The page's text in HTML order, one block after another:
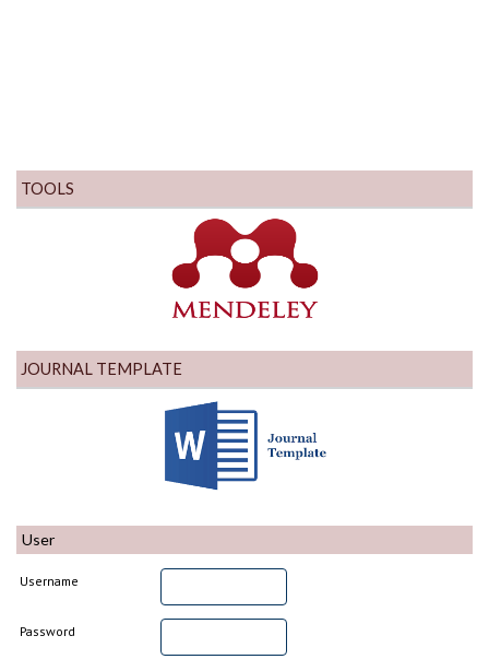
TOOLS
JOURNAL TEMPLATE
User
Username
Password